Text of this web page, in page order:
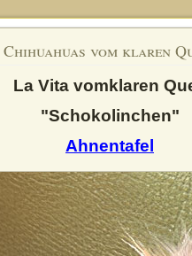
Chihuahuas vom klaren
La Vita vomklaren
"Schokolinchen"
Ahnentafel